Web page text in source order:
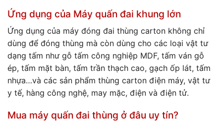
Ứng dụng của Máy quấn đai khung lớn
Ứng dụng của máy đóng đai thùng carton không chỉ
dùng để đóng thùng mà còn dùng cho các loại vật tư
dạng tấm như gỗ tấm công nghiệp MDF, tấm ván gỗ
ép, tấm mặt bàn, tấm trần thạch cao, gạch ốp lát, tấm
nhựa…và các sản phẩm thùng carton điện máy, vật tư
y tế, hàng công nghệ, may mặc, điện và điện tử.
Mua máy quấn đai thùng ở đâu uy tín?